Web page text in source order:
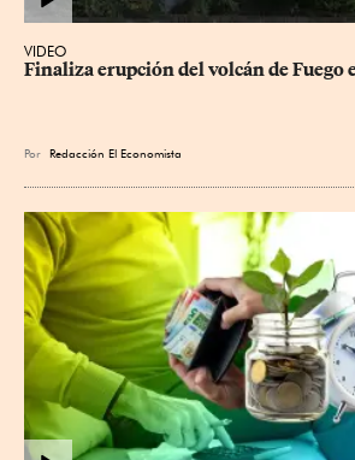
VIDEO
Finaliza erupción del volcán de Fuego
Por Redacción El Economista